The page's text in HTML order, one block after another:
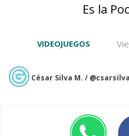
Es la
VIDEOJUEGOS
César Silva M. /